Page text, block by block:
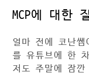
MCP에 대한
얼마 전에 코난쌤
를 유튜브에 한
저도 주말에 잠